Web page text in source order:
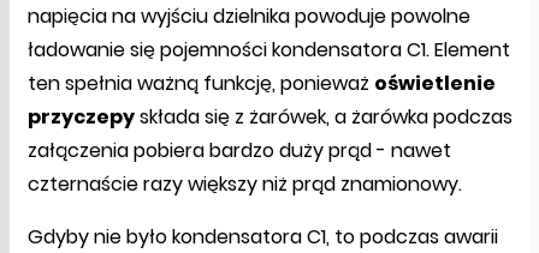
napięcia na wyjściu dzielnika powoduje powolne
ładowanie się pojemności kondensatora C1. Element
ten spełnia ważną funkcję, ponieważ oświetlenie
przyczepyskłada się z żarówek, a żarówka podczas
załączenia pobiera bardzo duży prąd - nawet
czternaście razy większy niż prąd znamionowy.
Gdyby nie było kondensatora C1, to podczas awarii